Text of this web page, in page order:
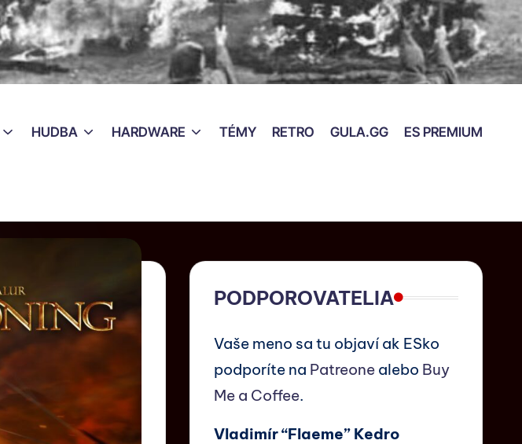
HUDBA HARDWARE TÉMY RETRO GULA.GG ES PREMIUM
PODPOROVATELIA
Vaše meno sa tu objaví ak ESko
podporíte na Patreonealebo Buy
Me a Coffee.
Vladimír “Flaeme” Kedro